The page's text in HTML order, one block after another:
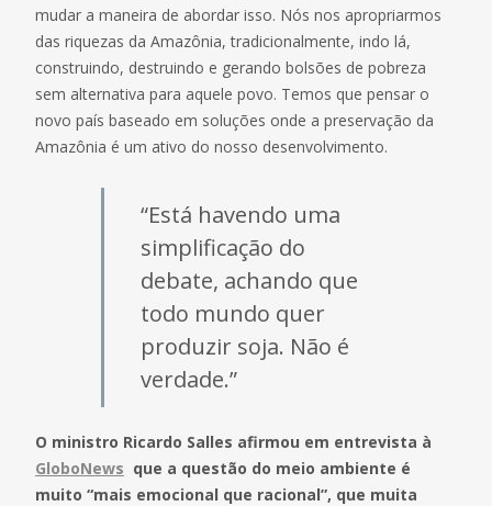
mudar a maneira de abordar isso. Nós nos apropriarmos
das riquezas da Amazônia, tradicionalmente, indo lá,
construindo, destruindo e gerando bolsões de pobreza
sem alternativa para aquele povo. Temos que pensar o
novo país baseado em soluções onde a preservação da
Amazônia é um ativo do nosso desenvolvimento.
“Está havendo uma
simplificação do
debate, achando que
todo mundo quer
produzir soja. Não é
verdade.”
O ministro Ricardo Salles afirmou em entrevista à
GloboNews que a questão do meio ambiente é
muito “mais emocional que racional”, que muita